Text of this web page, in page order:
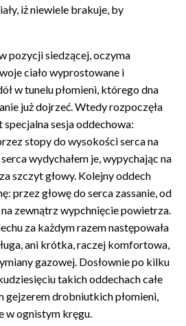
iż niewiele brakuje, by
pozycji siedzącej, oczyma
ciało wyprostowane i
w tunelu płomieni, którego dna
już dojrzeć. Wtedy rozpoczęła
sesja oddechowa:
stopy do wysokości serca na
wydychałem je, wypychając na
szczyt głowy. Kolejny oddech
przez głowę do serca zassanie, od
zewnątrz wypchnięcie powietrza.
za każdym razem następowała
ani krótka, raczej komfortowa,
gazowej. Dosłownie po kilku
takich oddechach całe
gejzerem drobniutkich płomieni,
w ognistym kręgu.